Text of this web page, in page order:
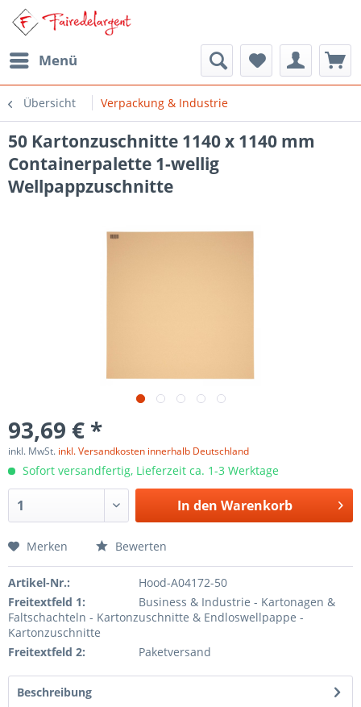
Menü
Übersicht Verpackung & Industrie
50 Kartonzuschnitte 1140 x 1140 mm
Containerpalette 1-wellig
Wellpappzuschnitte
93,69 € *
inkl. MwSt. inkl. Versandkosten innerhalb Deutschland
Sofort versandfertig, Lieferzeit ca. 1-3 Werktage
In den Warenkorb
Merken Bewerten
Artikel-Nr.:
Hood-A04172-50
Freitextfeld 1:
Business & Industrie - Kartonagen &
Faltschachteln - Kartonzuschnitte & Endloswellpappe -
Kartonzuschnitte
Freitextfeld 2:
Paketversand
Beschreibung